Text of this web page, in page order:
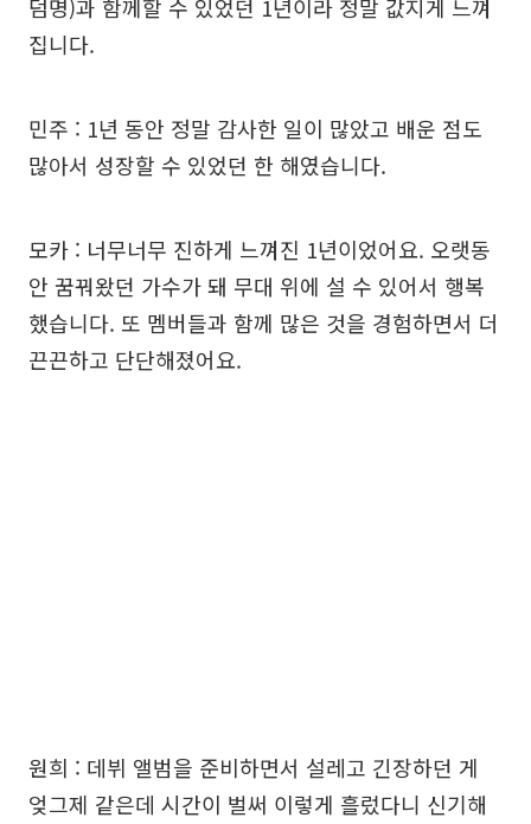
덤명)과 함께할 수 있었던 1년이라 정말 값지게 느껴
집니다.
민주 : 1년 동안 정말 감사한 일이 많았고 배운 점도
많아서 성장할 수 있었던 한 해였습니다.
모카 : 너무너무 진하게 느껴진 1년이었어요. 오랫동
안 꿈꿔왔던 가수가 돼 무대 위에 설 수 있어서 행복
했습니다. 또 멤버들과 함께 많은 것을 경험하면서 더
끈끈하고 단단해졌어요.
원희 : 데뷔 앨범을 준비하면서 설레고 긴장하던 게
엊그제 같은데 시간이 벌써 이렇게 흘렀다니 신기해